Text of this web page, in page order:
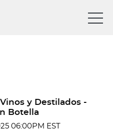
y Destilados -
Botella
06:00PM EST